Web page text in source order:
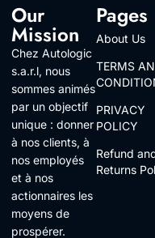
Our
Mission
Chez Autologic
s.a.r.l, nous
sommes animés
par un objectif
unique : donner
à nos clients, à
nos employés
et à nos
actionnaires les
moyens de
prospérer.
Pages
About Us
TERMS
PRIVACY
POLICY
Refund
Returns